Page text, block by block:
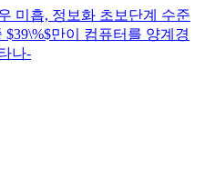
미흡, 정보화 초보단계 수준
$39\%$만이 컴퓨터를 양계경
나-